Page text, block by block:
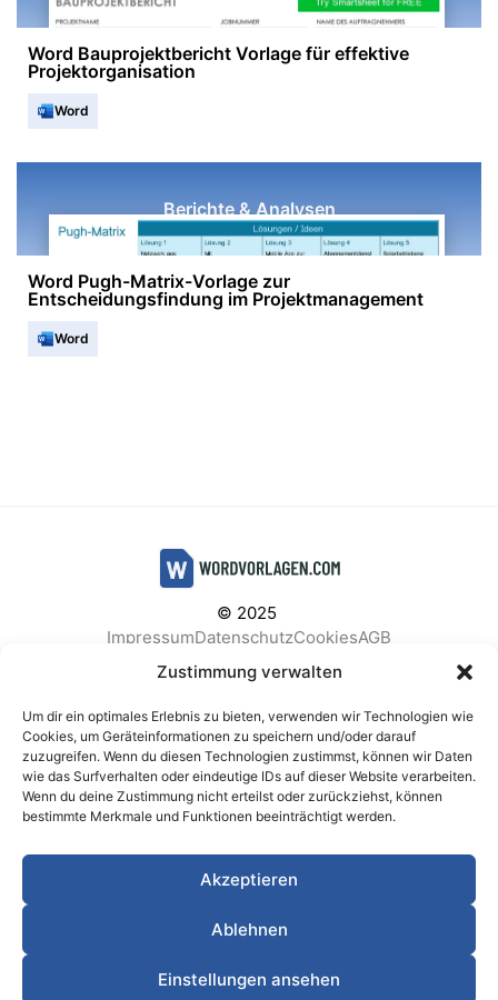
Zustimmung verwalten
Um dir ein optimales Erlebnis zu bieten, verwenden wir Technologien wie
Cookies, um Geräteinformationen zu speichern und/oder darauf
zuzugreifen. Wenn du diesen Technologien zustimmst, können wir Daten
wie das Surfverhalten oder eindeutige IDs auf dieser Website verarbeiten.
Wenn du deine Zustimmung nicht erteilst oder zurückziehst, können
bestimmte Merkmale und Funktionen beeinträchtigt werden.
Akzeptieren
Ablehnen
Einstellungen ansehen
Word Bauprojektbericht Vorlage für effektive
Projektorganisation
Word
Berichte & Analysen
Word Pugh-Matrix-Vorlage zur
Entscheidungsfindung im Projektmanagement
Word
© 2025
ImpressumDatenschutzCookiesAGB
Facebook
Instagram
BELIEBTE KATEGORIEN
Berichte & Analysen Business
Einkauf & Beschaffung
Gesundheit & Vorsorge
Meetings & Protokolle
Personal & HR
Planung & Strategie